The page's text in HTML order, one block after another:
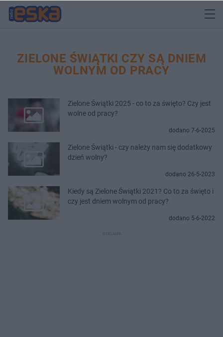
ZIELONE ŚWIĄTKI CZY SĄ DNIEM
WOLNYM OD PRACY
Zielone Świątki 2025 - co to za święto? Czy jest
wolne od pracy?
dodano 7-6-2025
Zielone Świątki - czy należy nam się dodatkowy
dzień wolny?
dodano 26-5-2023
Kiedy są Zielone Świątki 2021? Co to za święto i
czy jest dniem wolnym od pracy?
dodano 5-6-2022